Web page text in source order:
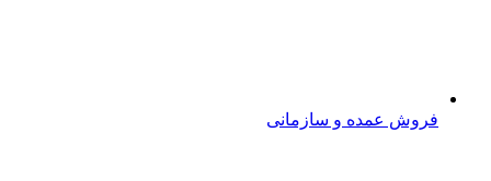
فروش عمده و سازمانی